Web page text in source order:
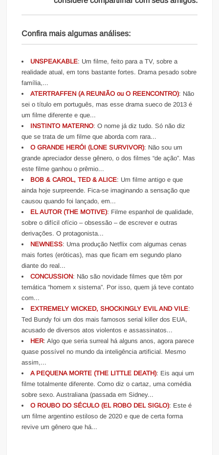
Confira mais algumas análises:
UNSPEAKABLE: Um filme, feito para a TV, sobre a
realidade atual, em tons bastante fortes. Drama pesado sobre
família,...
ATERTRAFFEN (A REUNIÃO ou O REENCONTRO): Não
sei o título em português, mas esse drama sueco de 2013 é
um filme diferente e que...
INSTINTO MATERNO: O nome já diz tudo. Só não diz
que se trata de um filme que aborda com rara...
O GRANDE HERÓI (LONE SURVIVOR): Não sou um
grande apreciador desse gênero, o dos filmes “de ação”. Mas
este filme ganhou o prêmio...
BOB & CAROL, TED & ALICE: Um filme antigo e que
ainda hoje surpreende. Fica-se imaginando a sensação que
causou quando foi lançado, em...
EL AUTOR (THE MOTIVE): Filme espanhol de qualidade,
sobre o difícil ofício – obsessão – de escrever e outras
derivações. O protagonista...
NEWNESS: Uma produção Netflix com algumas cenas
mais fortes (eróticas), mas que ficam em segundo plano
diante do real...
CONCUSSION: Não são novidade filmes que têm por
temática “homem x sistema”. Por isso, quem já teve contato
com...
EXTREMELY WICKED, SHOCKINGLY EVIL AND VILE:
Ted Bundy foi um dos mais famosos serial killer dos EUA,
acusado de diversos atos violentos e assassinatos...
HER: Algo que seria surreal há alguns anos, agora parece
quase possível no mundo da inteligência artificial. Mesmo
assim,...
A PEQUENA MORTE (THE LITTLE DEATH): Eis aqui um
filme totalmente diferente. Como diz o cartaz, uma comédia
sobre sexo. Australiana (passada em Sidney...
O ROUBO DO SÉCULO (EL ROBO DEL SIGLO): Este é
um filme argentino estiloso de 2020 e que de certa forma
revive um gênero que há...